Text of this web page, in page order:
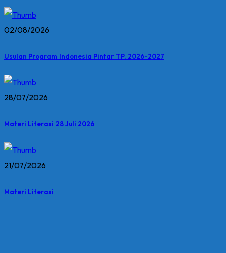
02/08/2026
Usulan Program Indonesia Pintar TP. 2026-2027
28/07/2026
Materi Literasi 28 Juli 2026
21/07/2026
Materi Literasi